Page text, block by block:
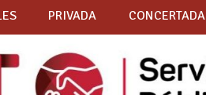
PRIVADA CONCERTADA